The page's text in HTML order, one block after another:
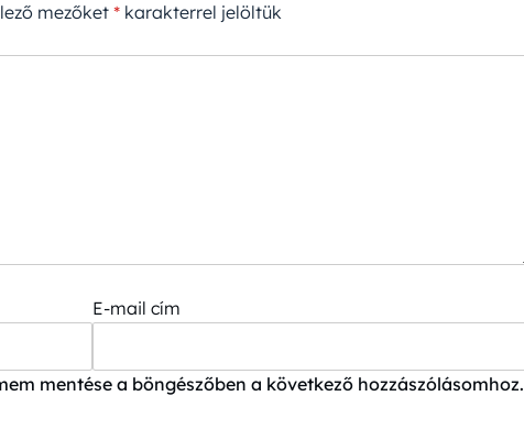
mezőket* karakterrel jelöltük
E-mail cím
mentése a böngészőben a következő hozzászólásomhoz.